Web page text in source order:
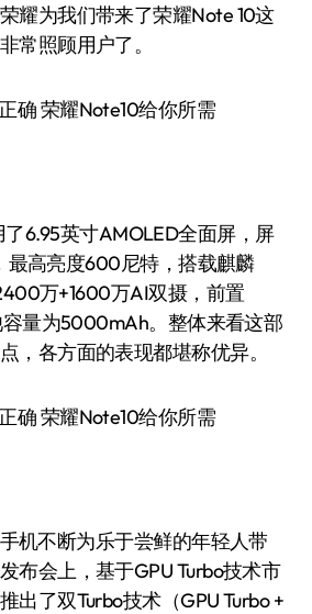
耀为我们带来了荣耀Note 10这
常照顾用户了。
6.95英寸AMOLED全面屏，屏
最高亮度600尼特，搭载麒麟
万+1600万AI双摄，前置
量为5000mAh。整体来看这部
，各方面的表现都堪称优异。
机不断为乐于尝鲜的年轻人带
布会上，基于GPU Turbo技术市
出了双Turbo技术（GPU Turbo +